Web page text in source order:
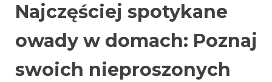
Najczęściej spotykane
owady w domach: Poznaj
swoich nieproszonych